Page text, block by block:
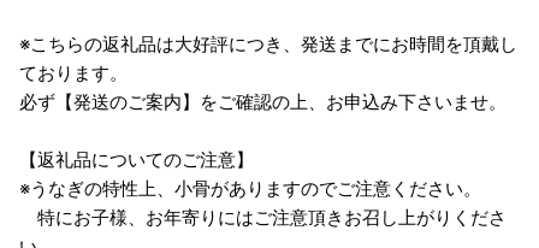
※こちらの返礼品は大好評につき、発送までにお時間を頂戴し
ております。
必ず【発送のご案内】をご確認の上、お申込み下さいませ。
【返礼品についてのご注意】
※うなぎの特性上、小骨がありますのでご注意ください。
特にお子様、お年寄りにはご注意頂きお召し上がりくださ